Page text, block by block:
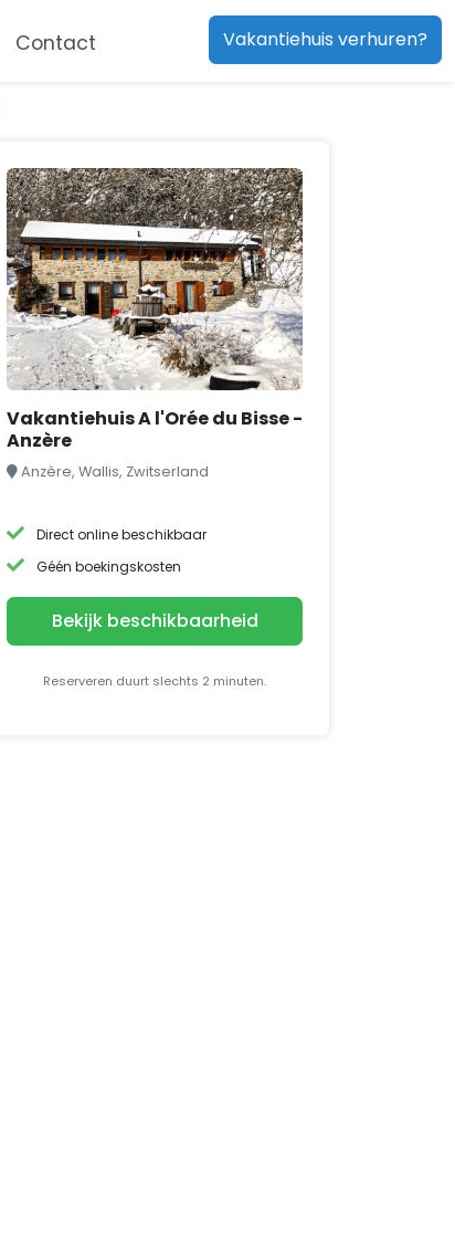
Contact Vakantiehuis verhuren?
Vakantiehuis A l'Orée du Bisse -
Anzère
Anzère, Wallis, Zwitserland
Direct online beschikbaar
Géén boekingskosten
Bekijk beschikbaarheid
Reserveren duurt slechts 2 minuten.